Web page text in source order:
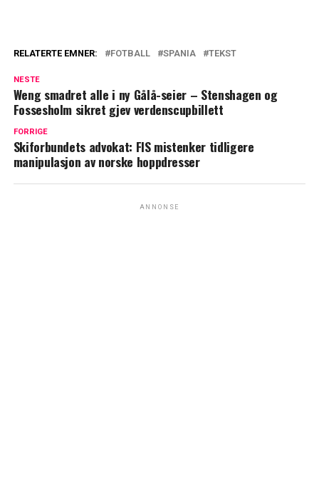
RELATERTE EMNER: FOTBALL SPANIA TEKST
NESTE
Weng smadret alle i ny Gålå-seier – Stenshagen og
Fossesholm sikret gjev verdenscupbillett
FORRIGE
Skiforbundets advokat: FIS mistenker tidligere
manipulasjon av norske hoppdresser
ANNONSE